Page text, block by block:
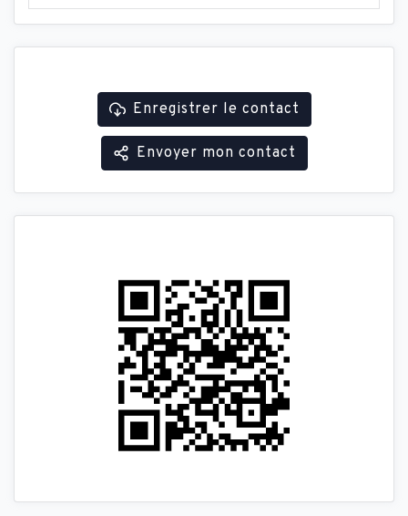
Enregistrer le contact
Envoyer mon contact